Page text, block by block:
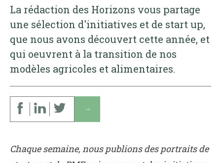
La rédaction des Horizons vous partage
une sélection d'initiatives et de start up,
que nous avons découvert cette année, et
qui oeuvrent à la transition de nos
modèles agricoles et alimentaires.
↓
Chaque semaine, nous publions des portraits de